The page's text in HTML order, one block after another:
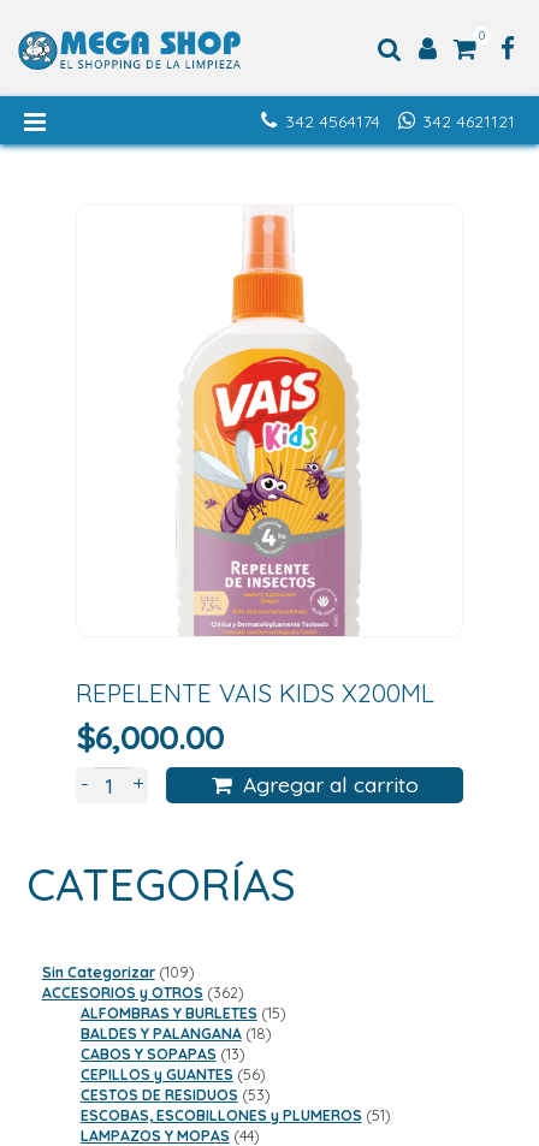
0
342 4621121
342 4564174
REPELENTE VAIS KIDS X200ML
$6,000.00
- + Agregar al carrito
CATEGORÍAS
Sin Categorizar 109109
productos
ACCESORIOS y OTROS 362362
productos
ALFOMBRAS Y BURLETES 1515
BALDES Y PALANGANA 1818
CABOS Y SOPAPAS 1313
productos
CEPILLOS y GUANTES 5656
productos
CESTOS DE RESIDUOS 5353
productos
ESCOBAS, ESCOBILLONES y PLUMEROS 5151
LAMPAZOS Y MOPAS 4444